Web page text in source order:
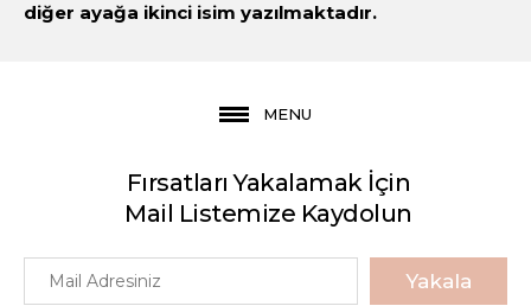
diğer ayağa ikinci isim yazılmaktadır.
MENU
Fırsatları Yakalamak İçin
Mail Listemize Kaydolun
Yakala